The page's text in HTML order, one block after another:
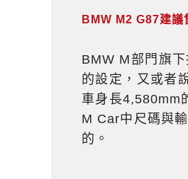
BMW M2 G87建
BMW M部門旗
的設定，又或者
車身長4,580mm
M Car中尺碼與
的。